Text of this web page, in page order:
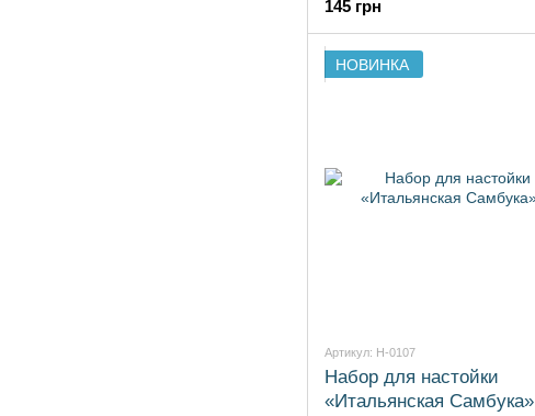
145 грн
НОВИНКА
Артикул: H-0107
Набор для настойки
«Итальянская Самбука»